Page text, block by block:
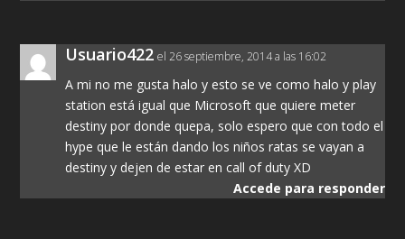
Usuario422 el 26 septiembre, 2014 a las 16:02
A mi no me gusta halo y esto se ve como halo y play
station está igual que Microsoft que quiere meter
destiny por donde quepa, solo espero que con todo el
hype que le están dando los niños ratas se vayan a
destiny y dejen de estar en call of duty XD
Accede para responder